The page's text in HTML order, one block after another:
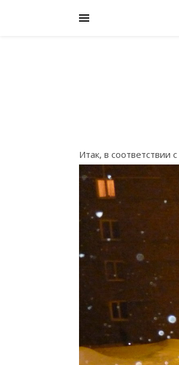
Итак, в соответствии с